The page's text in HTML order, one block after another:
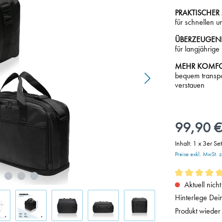
für schnellen
für langjährige
MEHR
bequem
verstauen
99,90
Inhalt: 1 x 3er Set
Preise exkl. MwSt.
Aktuell
Hinterlege
Produkt